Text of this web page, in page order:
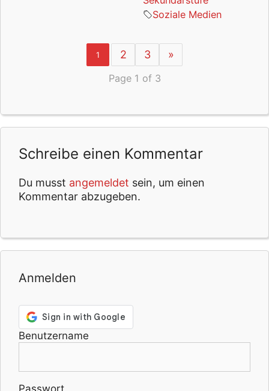
Soziale Medien
1 2 3 »
Page 1 of 3
Schreibe einen Kommentar
Du musst angemeldet sein, um einen
Kommentar abzugeben.
Anmelden
Benutzername